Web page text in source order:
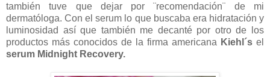
también tuve que dejar por ¨recomendación¨ de mi
dermatóloga. Con el serum lo que buscaba era hidratación y
luminosidad así que también me decanté por otro de los
productos más conocidos de la firma americana Kiehl´s el
serum Midnight Recovery.